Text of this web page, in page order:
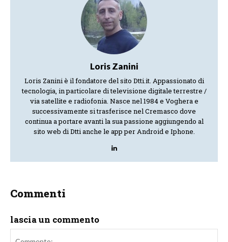
Loris Zanini
Loris Zanini è il fondatore del sito Dtti.it. Appassionato di
tecnologia, in particolare di televisione digitale terrestre /
via satellite e radiofonia. Nasce nel 1984 e Voghera e
successivamente si trasferisce nel Cremasco dove
continua a portare avanti la sua passione aggiungendo al
sito web di Dtti anche le app per Android e Iphone.
Commenti
lascia un commento